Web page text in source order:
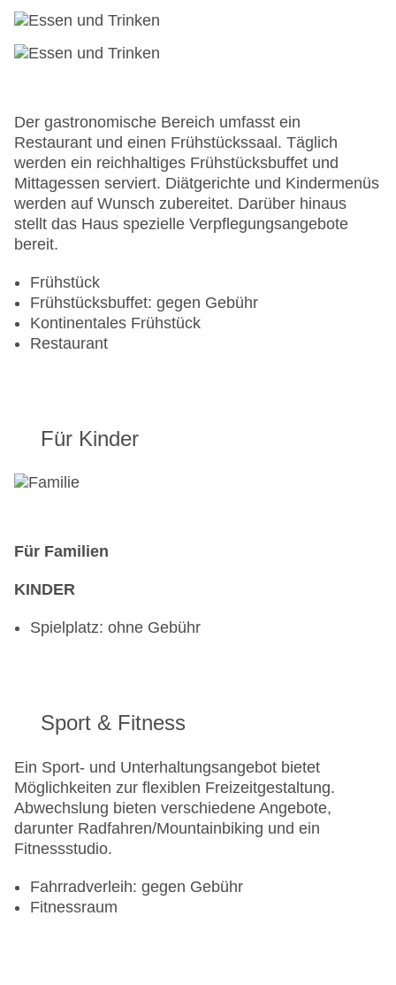
WLAN/WiFi im Hotel
Letzte umfassende Renovierung: 2008
Gesamtanzahl der Stockwerke: 2
Gesamtanzahl der Zimmer: 180
Zahlungsarten: American Express, EC Maestro,
Mastercard, Visa
Landeskategorie: 3 Sterne
Der gastronomische Bereich umfasst ein
Restaurant und einen Frühstückssaal. Täglich
werden ein reichhaltiges Frühstücksbuffet und
Mittagessen serviert. Diätgerichte und Kindermenüs
werden auf Wunsch zubereitet. Darüber hinaus
stellt das Haus spezielle Verpflegungsangebote
bereit.
Frühstück
Frühstücksbuffet: gegen Gebühr
Kontinentales Frühstück
Restaurant
Für Kinder
Für Familien
KINDER
Spielplatz: ohne Gebühr
Sport & Fitness
Ein Sport- und Unterhaltungsangebot bietet
Möglichkeiten zur flexiblen Freizeitgestaltung.
Abwechslung bieten verschiedene Angebote,
darunter Radfahren/Mountainbiking und ein
Fitnessstudio.
Fahrradverleih: gegen Gebühr
Fitnessraum